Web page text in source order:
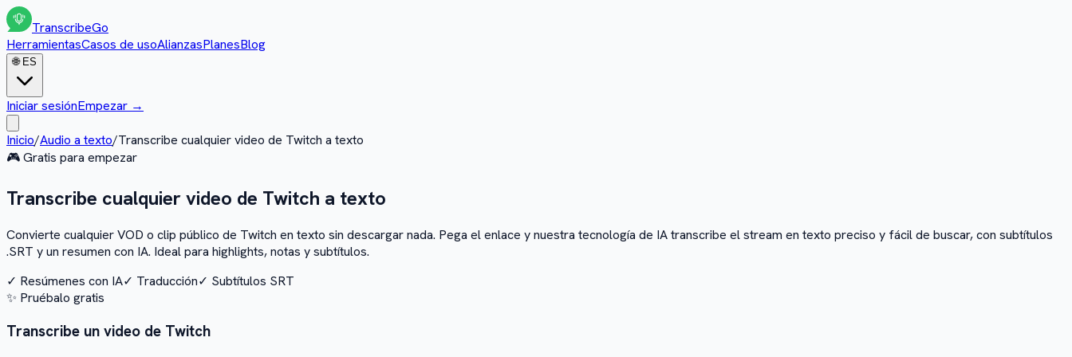
TranscribeGo
HerramientasCasos de usoAlianzasPlanesBlog
🌐 ES
Iniciar sesiónEmpezar →
Inicio/Audio a texto/Transcribe cualquier video de Twitch a texto
🎮Gratis para empezar
Transcribe cualquier video de Twitch a texto
Convierte cualquier VOD o clip público de Twitch en texto sin descargar nada. Pega el enlace y nuestra tecnología de IA transcribe el stream en texto preciso y fácil de buscar, con subtítulos
.SRT y un resumen con IA. Ideal para highlights, notas y subtítulos.
✓ Resúmenes con IA✓ Traducción✓ Subtítulos SRT
✨ Pruébalo gratis
Transcribe un video de Twitch